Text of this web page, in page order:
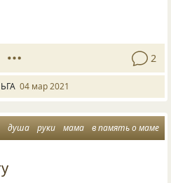
2
04 мар 2021
душа руки мама в память о маме